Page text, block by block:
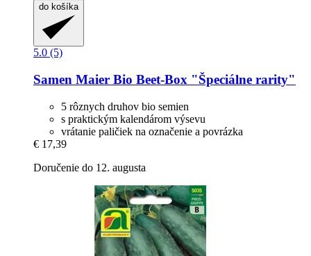
do košíka
5.0 (5)
Samen Maier Bio Beet-​Box "Špeciálne rarity"
5 rôznych druhov bio semien
s praktickým kalendárom výsevu
vrátanie paličiek na označenie a povrázka
€ 17,39
Doručenie do 12. augusta